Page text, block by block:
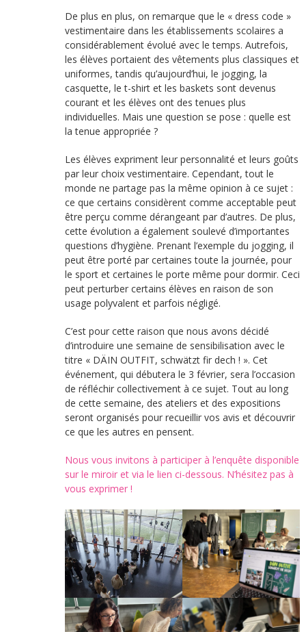
De plus en plus, on remarque que le « dress code »
vestimentaire dans les établissements scolaires a
considérablement évolué avec le temps. Autrefois,
les élèves portaient des vêtements plus classiques et
uniformes, tandis qu’aujourd’hui, le jogging, la
casquette, le t-shirt et les baskets sont devenus
courant et les élèves ont des tenues plus
individuelles. Mais une question se pose : quelle est
la tenue appropriée ?
Les élèves expriment leur personnalité et leurs goûts
par leur choix vestimentaire. Cependant, tout le
monde ne partage pas la même opinion à ce sujet :
ce que certains considèrent comme acceptable peut
être perçu comme dérangeant par d’autres. De plus,
cette évolution a également soulevé d’importantes
questions d’hygiène. Prenant l’exemple du jogging, il
peut être porté par certaines toute la journée, pour
le sport et certaines le porte même pour dormir. Ceci
peut perturber certains élèves en raison de son
usage polyvalent et parfois négligé.
C’est pour cette raison que nous avons décidé
d’introduire une semaine de sensibilisation avec le
titre « DÄIN OUTFIT, schwätzt fir dech ! ». Cet
événement, qui débutera le 3 février, sera l’occasion
de réfléchir collectivement à ce sujet. Tout au long
de cette semaine, des ateliers et des expositions
seront organisés pour recueillir vos avis et découvrir
ce que les autres en pensent.
Nous vous invitons à participer à l’enquête disponible
sur le miroir et via le lien ci-dessous. N’hésitez pas à
vous exprimer !